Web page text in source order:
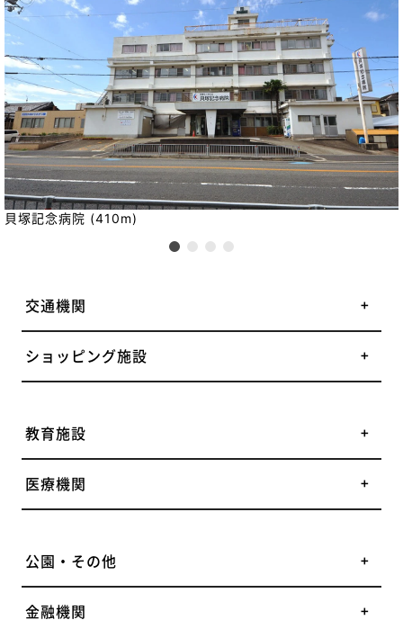
貝塚記念病院 (410m)
交通機関
ショッピング施設
教育施設
医療機関
公園・その他
金融機関